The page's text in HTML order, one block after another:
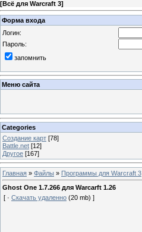
[Всё для Warcraft 3]
Форма входа
Логин:
Пароль:
запомнить
Меню сайта
Categories
Создание карт [78]
Battle.net [12]
Другое [167]
Главная » Файлы » Программы для Warcraft 3
Ghost One 1.7.266 для Warcarft 1.26
[ · Скачать удаленно (20 mb) ]